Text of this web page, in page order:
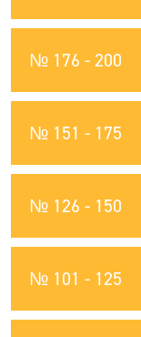
№ 101 - 125
№ 126 - 150
№ 151 - 175
№ 176 - 200